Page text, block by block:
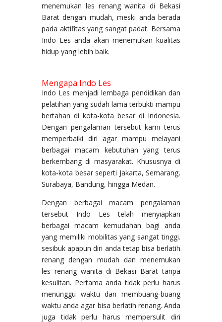
menemukan les renang wanita di Bekasi
Barat dengan mudah, meski anda berada
pada aktifitas yang sangat padat. Bersama
Indo Les anda akan menemukan kualitas
hidup yang lebih baik.
Mengapa Indo Les
Indo Les menjadi lembaga pendidikan dan
pelatihan yang sudah lama terbukti mampu
bertahan di kota-kota besar di Indonesia.
Dengan pengalaman tersebut kami terus
memperbaiki diri agar mampu melayani
berbagai macam kebutuhan yang terus
berkembang di masyarakat. Khususnya di
kota-kota besar seperti Jakarta, Semarang,
Surabaya, Bandung, hingga Medan.
Dengan berbagai macam pengalaman
tersebut Indo Les telah menyiapkan
berbagai macam kemudahan bagi anda
yang memiliki mobilitas yang sangat tinggi.
sesibuk apapun diri anda tetap bisa berlatih
renang dengan mudah dan menemukan
les renang wanita di Bekasi Barat tanpa
kesulitan. Pertama anda tidak perlu harus
menunggu waktu dan membuang-buang
waktu anda agar bisa berlatih renang. Anda
juga tidak perlu harus mempersulit diri